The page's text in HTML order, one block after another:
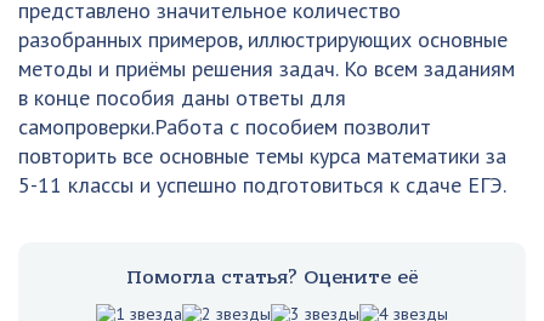
представлено значительное количество
разобранных примеров, иллюстрирующих основные
методы и приёмы решения задач. Ко всем заданиям
в конце пособия даны ответы для
самопроверки.Работа с пособием позволит
повторить все основные темы курса математики за
5-11 классы и успешно подготовиться к сдаче ЕГЭ.
Помогла статья? Оцените её